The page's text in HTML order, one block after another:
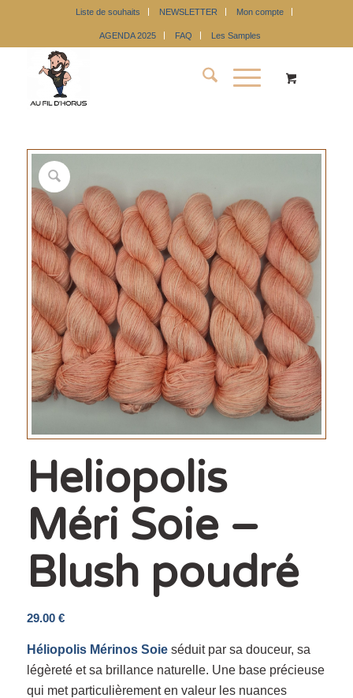
Liste de souhaits NEWSLETTER Mon compte
AGENDA 2025 FAQ Les Samples
Heliopolis
Méri Soie –
Blush poudré
29.00 €
Héliopolis Mérinos Soieséduit par sa douceur, sa
légèreté et sa brillance naturelle. Une base précieuse
qui met particulièrement en valeur les nuances